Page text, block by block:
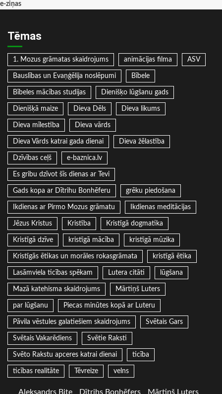
e-ziņas
Tēmas
1. Mozus grāmatas skaidrojums animācijas filma ASV
Bauslības un Evaņģēlija noslēpumi Bībele
Bībeles mācības studijas Dienišķo lūgšanu gads
Dienišķā maize Dieva Dēls Dieva likums
Dieva mīlestība Dieva vārds
Dieva Vārds katrai gada dienai Dieva žēlastība
Dzīvības ceļš e-baznica.lv
Es gribu dzīvot šīs dienas ar Tevi
Gads kopa ar Dītrihu Bonhēferu grēku piedošana
Ikdienas ar Pirmo Mozus grāmatu Ikdienas meditācijas
Jēzus Kristus Kristība Kristīgā dogmatika
Kristīgā dzīve kristīgā mācība kristīgā mūzika
Kristīgās ētikas un morāles rokasgrāmata kristīgā ētika
Lasāmviela ticības spēkam Lutera citāti lūgšana
Mazā katehisma skaidrojums Mārtiņš Luters
par lūgšanu Piecas minūtes kopā ar Luteru
Pāvila vēstules galatiešiem skaidrojums Svētais Gars
Svētais Vakarēdiens Svētie Raksti
Svēto Rakstu apceres katrai dienai ticība
ticības realitāte Tēvreize velns
Aleksandrs Bite Dītrihs Bonhēfers Mārtiņš Luters